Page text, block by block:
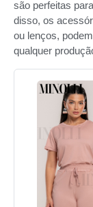
são perfeitas
disso, os
ou lenços,
qualquer